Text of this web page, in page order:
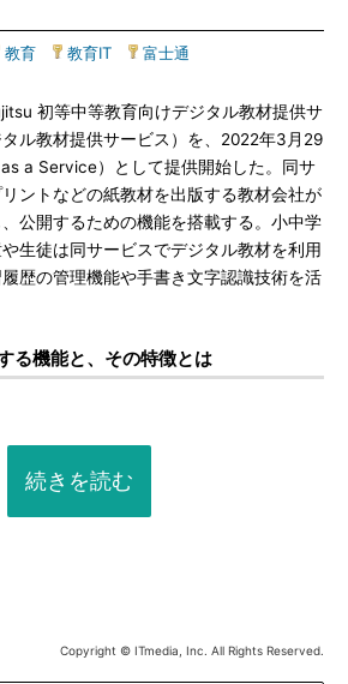
教育 教育IT 富士通
初等中等教育向けデジタル教材提供サ
ル教材提供サービス）を、2022年3月29
a Service）として提供開始した。同サ
ントなどの紙教材を出版する教材会社が
公開するための機能を搭載する。小中学
生徒は同サービスでデジタル教材を利用
歴の管理機能や手書き文字認識技術を活
る機能と、その特徴とは
続きを読む
Copyright © ITmedia, Inc. All Rights Reserved.